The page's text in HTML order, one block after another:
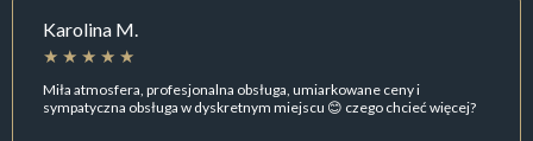
Karolina M.
Miła atmosfera, profesjonalna obsługa, umiarkowane ceny i
sympatyczna obsługa w dyskretnym miejscu 😊 czego chcieć więcej?